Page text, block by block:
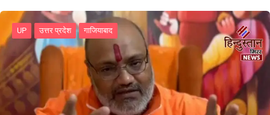
UP उत्तर प्रदेश गाजियाबाद